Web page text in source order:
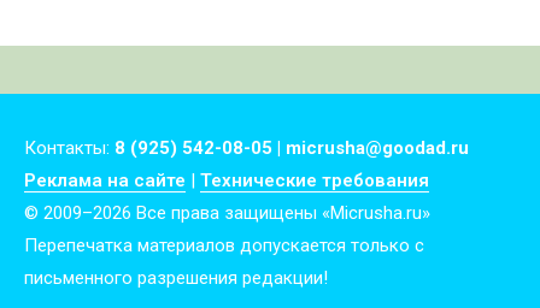
Контакты: 8 (925) 542-08-05 | micrusha@goodad.ru
Реклама на сайте
Технические требования
© 2009–2026 Все права защищены «Micrusha.ru»
Перепечатка материалов допускается только с
письменного разрешения редакции!